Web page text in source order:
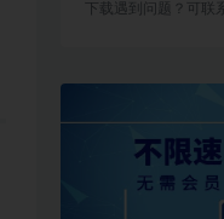
下载遇到问题？可联